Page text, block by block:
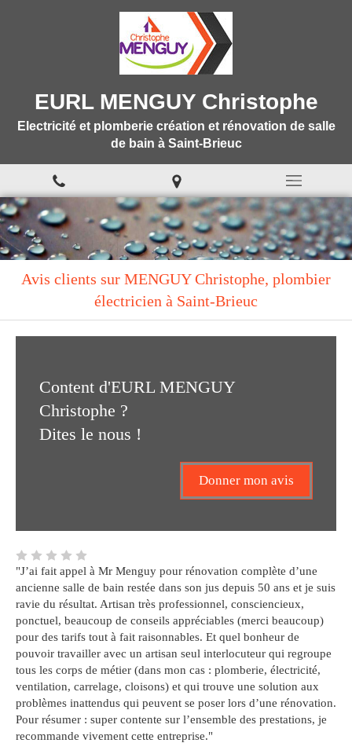
EURL MENGUY Christophe
Electricité et plomberie création et rénovation de salle
de bain à Saint-Brieuc
Avis clients sur MENGUY Christophe, plombier
électricien à Saint-Brieuc
Content d'EURL MENGUY
Christophe ?
Dites le nous !
Donner mon avis
"J’ai fait appel à Mr Menguy pour rénovation complète d’une
ancienne salle de bain restée dans son jus depuis 50 ans et je suis
ravie du résultat. Artisan très professionnel, consciencieux,
ponctuel, beaucoup de conseils appréciables (merci beaucoup)
pour des tarifs tout à fait raisonnables. Et quel bonheur de
pouvoir travailler avec un artisan seul interlocuteur qui regroupe
tous les corps de métier (dans mon cas : plomberie, électricité,
ventilation, carrelage, cloisons) et qui trouve une solution aux
problèmes inattendus qui peuvent se poser lors d’une rénovation.
Pour résumer : super contente sur l’ensemble des prestations, je
recommande vivement cette entreprise."